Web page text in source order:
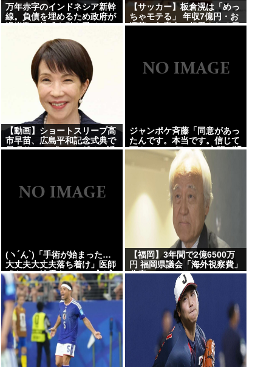
万年赤字のインドネシア新幹
線。負債を埋めるため政府が
過半数の株式を引き受ける
【サッカー】板倉滉は「めっ
ちゃモテる」 年収7億円・お
洒落・包容力…超愛される日
【動画】ショートスリープ高
市早苗、広島平和記念式典で
居眠りwww「zzz…ダメ！話
ジャンポケ斉藤「同意があっ
たんです。本当です。信じて
下さい」 ←何でこの主張が通
らないの？
(ヽ´ん`)「手術が始まった…
大丈夫大丈夫落ち着け」医師
「キャー地震よー！」(;ﾟんﾟ)
「！？」
【福岡】3年間で2億6500万
円 福岡県議会「海外視察費」
公表